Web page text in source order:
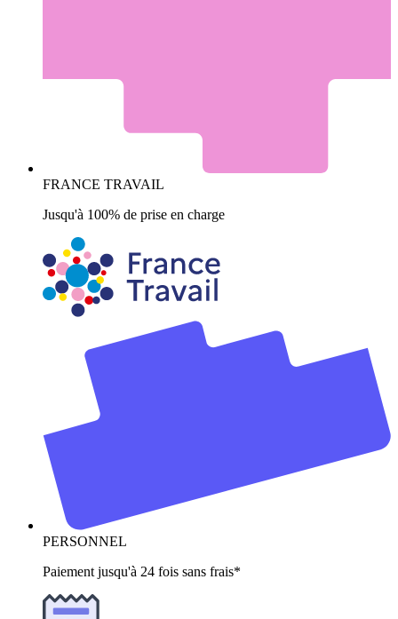
FRANCE TRAVAIL
Jusqu'à 100% de prise en charge
PERSONNEL
Paiement jusqu'à 24 fois sans frais*